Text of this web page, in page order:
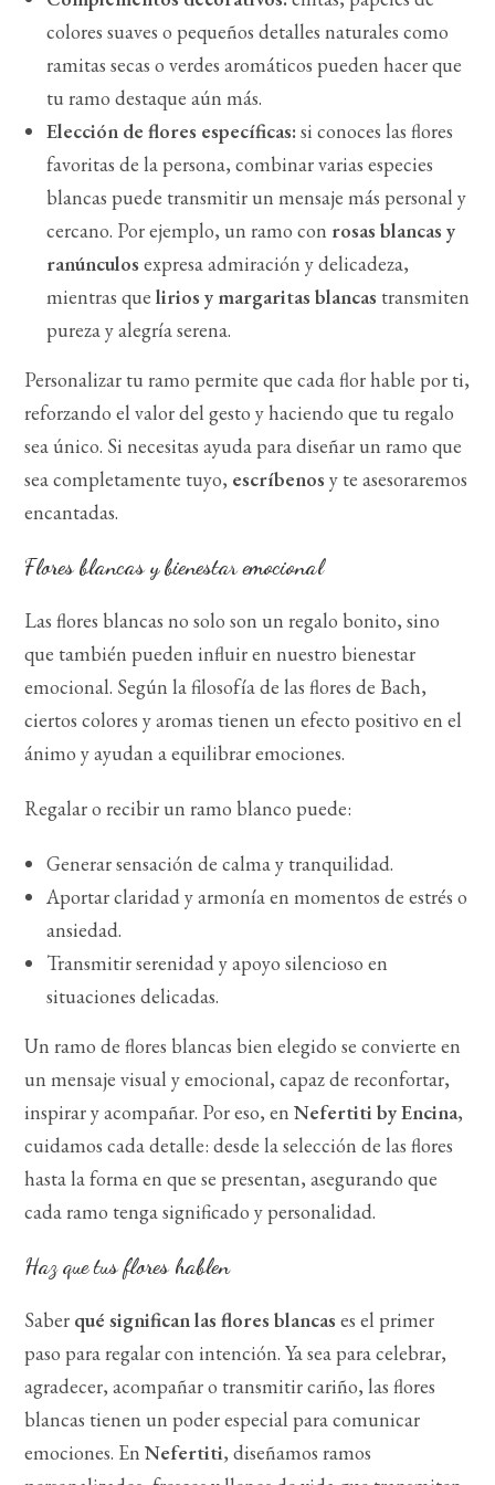
colores suaves o pequeños detalles naturales como
ramitas secas o verdes aromáticos pueden hacer que
tu ramo destaque aún más.
Elección de flores específicas: si conoces las flores
favoritas de la persona, combinar varias especies
blancas puede transmitir un mensaje más personal y
cercano. Por ejemplo, un ramo con rosas blancas y
ranúnculos expresa admiración y delicadeza,
mientras quelirios y margaritas blancas transmiten
pureza y alegría serena.
Personalizar tu ramo permite que cada flor hable por ti,
reforzando el valor del gesto y haciendo que tu regalo
sea único. Si necesitas ayuda para diseñar un ramo que
sea completamente tuyo, escríbenos y te asesoraremos
encantadas.
Flores blancas y bienestar emocional
Las flores blancas no solo son un regalo bonito, sino
que también pueden influir en nuestro bienestar
emocional. Según la filosofía de las flores de Bach,
ciertos colores y aromas tienen un efecto positivo en el
ánimo y ayudan a equilibrar emociones.
Regalar o recibir un ramo blanco puede:
Generar sensación de calma y tranquilidad.
Aportar claridad y armonía en momentos de estrés o
ansiedad.
Transmitir serenidad y apoyo silencioso en
situaciones delicadas.
Un ramo de flores blancas bien elegido se convierte en
un mensaje visual y emocional, capaz de reconfortar,
inspirar y acompañar. Por eso, enNefertiti by Encina,
cuidamos cada detalle: desde la selección de las flores
hasta la forma en que se presentan, asegurando que
cada ramo tenga significado y personalidad.
Haz que tus flores hablen
Saber qué significan las flores blancas es el primer
paso para regalar con intención. Ya sea para celebrar,
agradecer, acompañar o transmitir cariño, las flores
blancas tienen un poder especial para comunicar
emociones. EnNefertiti, diseñamos ramos